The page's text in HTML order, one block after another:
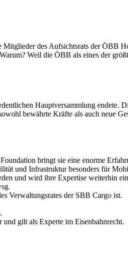
des Aufsichtsrats der ÖBB
Weil die ÖBB als eines der
Hauptversammlung endete.
bewährte Kräfte als auch neue
bringt sie eine enorme
und Infrastruktur besonders für
und wird ihre Expertise weiterhin
Verwaltungsrates der SBB Cargo ist.
gilt als Experte im Eisenbahnrecht.